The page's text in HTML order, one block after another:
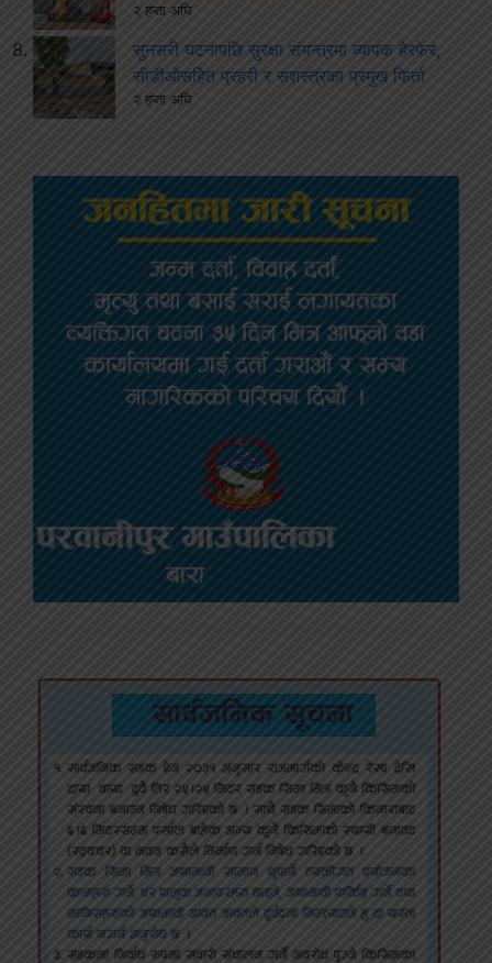
२ हप्ता अघि
सुनसरी घटनापछि सुरक्षा संयन्त्रमा व्यापक हेरफेर,
सीडीओसहित प्रहरी र सशस्त्रका प्रमुख फिर्ता
२ हप्ता अघि